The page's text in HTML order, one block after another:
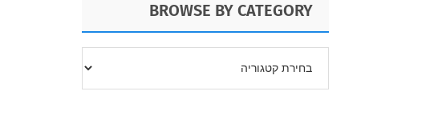
BROWSE BY CATEGORY
CATEGORY